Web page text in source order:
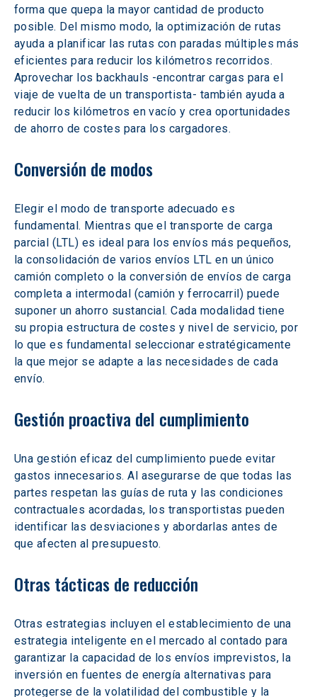
forma que quepa la mayor cantidad de producto
posible. Del mismo modo, la optimización de rutas
ayuda a planificar las rutas con paradas múltiples más
eficientes para reducir los kilómetros recorridos.
Aprovechar los backhauls -encontrar cargas para el
viaje de vuelta de un transportista- también ayuda a
reducir los kilómetros en vacío y crea oportunidades
de ahorro de costes para los cargadores.
Conversión de modos
Elegir el modo de transporte adecuado es
fundamental. Mientras que el transporte de carga
parcial (LTL) es ideal para los envíos más pequeños,
la consolidación de varios envíos LTL en un único
camión completo o la conversión de envíos de carga
completa a intermodal (camión y ferrocarril) puede
suponer un ahorro sustancial. Cada modalidad tiene
su propia estructura de costes y nivel de servicio, por
lo que es fundamental seleccionar estratégicamente
la que mejor se adapte a las necesidades de cada
envío.
Gestión proactiva del cumplimiento
Una gestión eficaz del cumplimiento puede evitar
gastos innecesarios. Al asegurarse de que todas las
partes respetan las guías de ruta y las condiciones
contractuales acordadas, los transportistas pueden
identificar las desviaciones y abordarlas antes de
que afecten al presupuesto.
Otras tácticas de reducción
Otras estrategias incluyen el establecimiento de una
estrategia inteligente en el mercado al contado para
garantizar la capacidad de los envíos imprevistos, la
inversión en fuentes de energía alternativas para
protegerse de la volatilidad del combustible y la